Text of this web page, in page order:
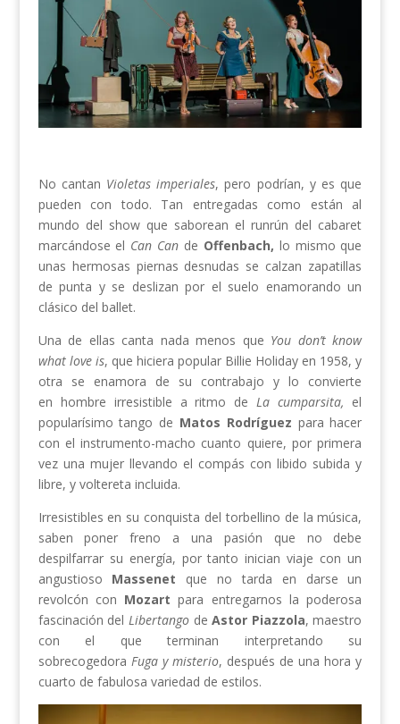
No cantan Violetas imperiales, pero podrían, y es que
pueden con todo. Tan entregadas como están al
mundo del show que saborean el runrún del cabaret
marcándose el Can Can de Offenbach, lo mismo que
unas hermosas piernas desnudas se calzan zapatillas
de punta y se deslizan por el suelo enamorando un
clásico del ballet.
Una de ellas canta nada menos que You don’t know
what love is, que hiciera popular Billie Holiday en 1958, y
otra se enamora de su contrabajo y lo convierte
en hombre irresistible a ritmo de La cumparsita, el
popularísimo tango de Matos Rodríguez para hacer
con el instrumento-macho cuanto quiere, por primera
vez una mujer llevando el compás con libido subida y
libre, y voltereta incluida.
Irresistibles en su conquista del torbellino de la música,
saben poner freno a una pasión que no debe
despilfarrar su energía, por tanto inician viaje con un
angustioso Massenet que no tarda en darse un
revolcón con Mozart para entregarnos la poderosa
fascinación del LibertangodeAstor Piazzola, maestro
con el que terminan interpretando su
sobrecogedora Fuga y misterio, después de una hora y
cuarto de fabulosa variedad de estilos.